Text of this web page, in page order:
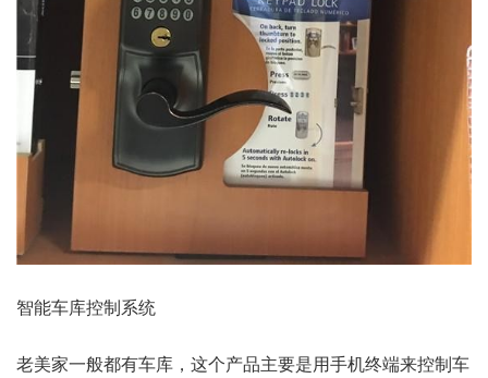
智能车库控制系统
老美家一般都有车库，这个产品主要是用手机终端来控制车